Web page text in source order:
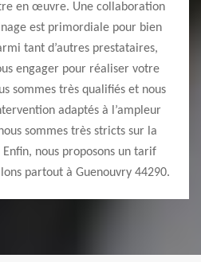
en œuvre. Une collaboration
est primordiale pour bien
tant d’autres prestataires,
engager pour réaliser votre
sommes très qualifiés et nous
adaptés à l’ampleur
sommes très stricts sur la
nous proposons un tarif
partout à Guenouvry 44290.